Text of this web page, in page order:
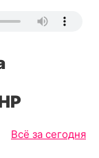
Всё за сегодня